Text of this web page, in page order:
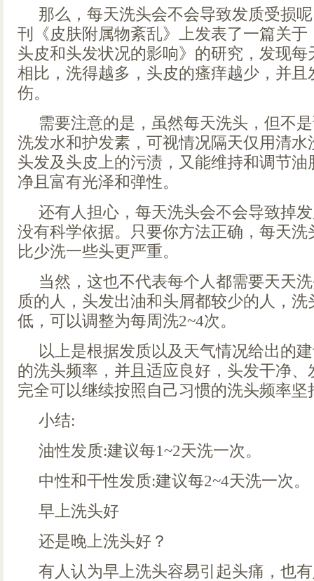
那么，每天洗头会不会导致发质受损
刊《皮肤附属物紊乱》上发表了一篇关
头皮和头发状况的影响》的研究，发现每
相比，洗得越多，头皮的瘙痒越少，并
伤。
需要注意的是，虽然每天洗头，但不
洗发水和护发素，可视情况隔天仅用清
头发及头皮上的污渍，又能维持和调节
净且富有光泽和弹性。
还有人担心，每天洗头会不会导致掉
没有科学依据。只要你方法正确，每天
比少洗一些头更严重。
当然，这也不代表每个人都需要天天
质的人，头发出油和头屑都较少的人，
低，可以调整为每周洗2~4次。
以上是根据发质以及天气情况给出的
的洗头频率，并且适应良好，头发干净
完全可以继续按照自己习惯的洗头频率坚
小结:
油性发质:建议每1~2天洗一次。
中性和干性发质:建议每2~4天洗一次。
早上洗头好
还是晚上洗头好？
有人认为早上洗头容易引起头痛，也